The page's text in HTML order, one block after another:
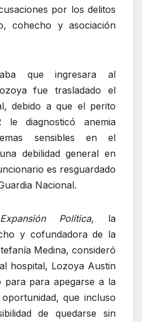
por los delitos
cohecho y asociación
que ingresara al
fue trasladado el
debido a que el perito
diagnosticó anemia
sensibles en el
debilidad general en
es resguardado
Nacional.
Expansión Política, la
y cofundadora de la
Medina, consideró
hospital, Lozoya Austin
para para apegarse a la
que incluso
de quedarse sin